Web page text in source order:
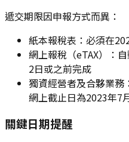
遞交期限因申報方式而異：
紙本報稅表：必須在
網上報稅（eTAX）：
2日或之前完成
獨資經營者及合夥業務
網上截止日為2023年7
關鍵日期提醒